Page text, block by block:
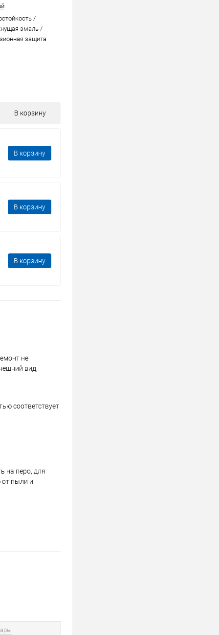
/
эмаль /
защита
В корзину
В корзину
В корзину
В корзину
не
вид,
соответствует
на перо, для
от пыли и